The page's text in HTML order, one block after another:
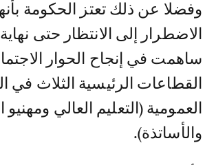
وفضلا عن ذلك تعتز الحكومة
الاضطرار إلى الانتظار حتى نهاية
ساهمت في إنجاح الحوار
القطاعات الرئيسية الثلاث في
العمومية (التعليم العالي
والأساتذة).